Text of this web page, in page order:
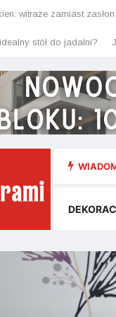
witraże zamiast zasłon
stół do jadalni?